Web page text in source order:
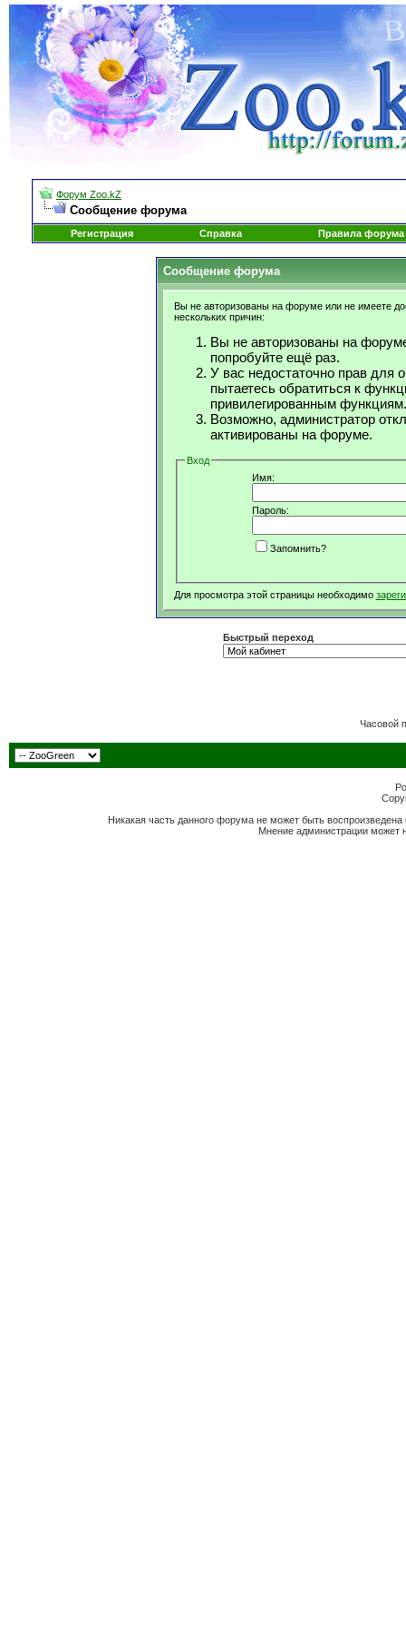
Форум Zoo.kZ
Сообщение форума
Регистрация Справка Правила форума
Сообщение форума
Вы не авторизованы на форуме или не имеете
нескольких причин:
Вы не авторизованы на
попробуйте ещё раз.
У вас недостаточно прав для
пытаетесь обратиться к
привилегированным функциям.
Возможно, администратор
активированы на форуме.
Вход
Имя:
Пароль:
Запомнить?
Для просмотра этой страницы необходимо
Быстрый переход
Часовой
Никакая часть данного форума не может быть
Мнение администрации может